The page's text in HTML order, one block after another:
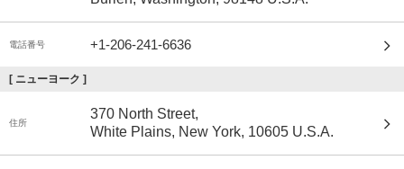
電話番号 +1-206-241-6636
[ ニューヨーク ]
住所
370 North Street,
White Plains, New York, 10605 U.S.A.